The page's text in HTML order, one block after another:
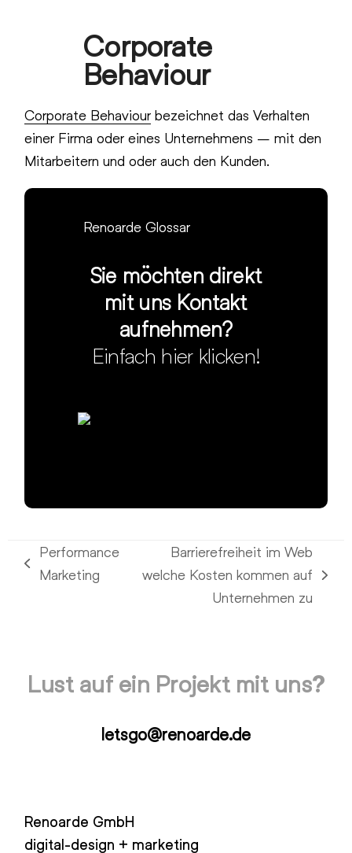
Corporate
Behaviour
Corporate Behaviour bezeichnet das Verhalten
einer Firma oder eines Unternehmens – mit den
Mitarbeitern und oder auch den Kunden.
Renoarde Glossar
Sie möchten direkt
mit uns Kontakt
aufnehmen?
Einfach hier klicken!
vorheriger
Performance
Marketing
Nächster
Barrierefreiheit im Web
welche Kosten kommen auf
Unternehmen zu
Lust auf ein Projekt mit uns?
letsgo@renoarde.de
Renoarde GmbH
digital-design + marketing